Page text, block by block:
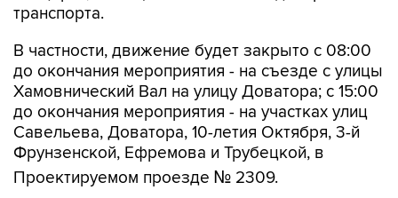
транспорта.
В частности, движение будет закрыто с 08:00
до окончания мероприятия - на съезде с улицы
Хамовнический Вал на улицу Доватора; с 15:00
до окончания мероприятия - на участках улиц
Савельева, Доватора, 10-летия Октября, 3-й
Фрунзенской, Ефремова и Трубецкой, в
Проектируемом проезде № 2309.